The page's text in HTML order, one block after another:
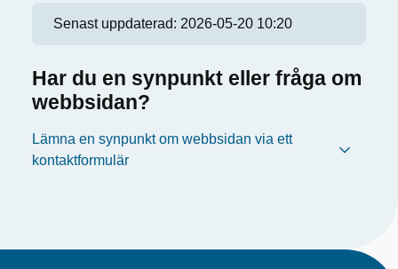
Senast uppdaterad: 2026-05-20 10:20
Har du en synpunkt eller fråga om
webbsidan?
Lämna en synpunkt om webbsidan via ett
kontaktformulär